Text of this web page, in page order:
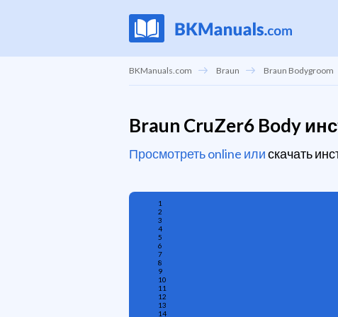
BKManuals.com Braun Braun Bodygroom
Braun CruZer6 Body
Просмотреть online илискачать
1
2
3
4
5
6
7
8
9
10
11
12
13
14